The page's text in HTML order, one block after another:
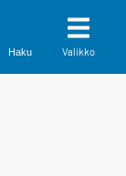
Haku Valikko